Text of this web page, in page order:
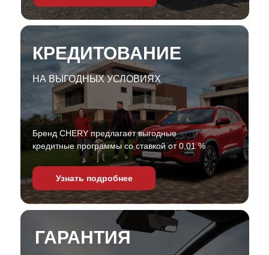
ГАРАНТИЯ
Узнать подробнее
КРЕДИТОВАНИЕ
НА ВЫГОДНЫХ УСЛОВИЯХ
Бренд CHERY предлагает выгодные
кредитные программы со ставкой от 0,01 %